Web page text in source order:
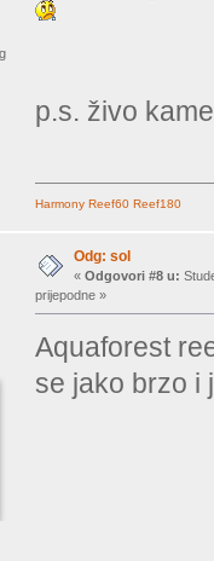
p.s. živo
Harmony Reef60 Reef180
Odg: sol
« Odgovori #8 u:
prijepodne »
Aquaforest
se jako brzo i